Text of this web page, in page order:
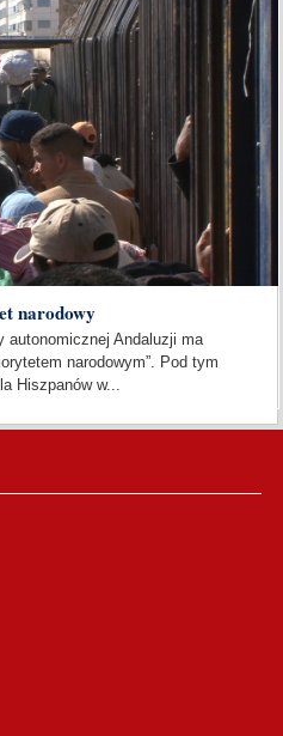
narodowy
autonomicznej Andaluzji ma
narodowym”. Pod tym
Hiszpanów w...